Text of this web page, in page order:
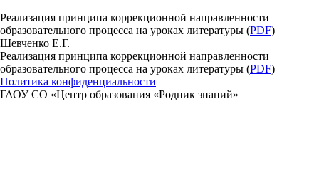
Реализация принципа коррекционной направленности
образовательного процесса на уроках литературы (PDF)
Шевченко Е.Г.
Реализация принципа коррекционной направленности
образовательного процесса на уроках литературы (PDF)
Политика конфиденциальности
ГАОУ СО «Центр образования «Родник знаний»